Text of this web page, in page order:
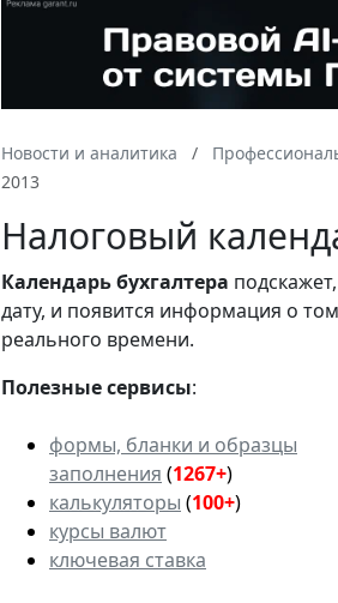
Новости и аналитика
2013
Налоговый
Календарьбухгалтера
дату, и появится информация о
реального времени.
Полезные сервисы:
формы, бланки и образцы
заполнения (1267+)
калькуляторы (100+)
курсы валют
ключевая ставка